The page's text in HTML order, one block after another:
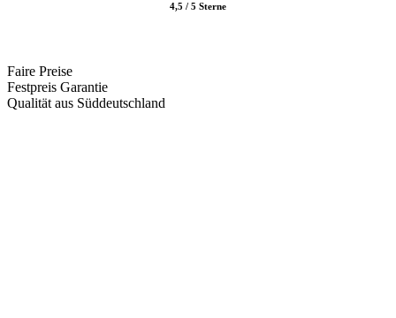
4,5 / 5 Sterne
Faire Preise
Festpreis Garantie
Qualität aus Süddeutschland